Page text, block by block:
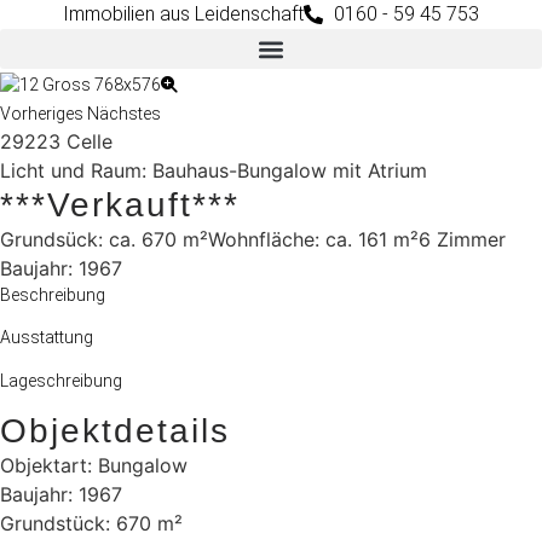
Immobilien aus Leidenschaft 0160 - 59 45 753
Vorheriges Nächstes
29223 Celle
Licht und Raum: Bauhaus-Bungalow mit Atrium
***verkauft***
Grundsück: ca. 670 m²Wohnfläche: ca. 161 m²6 Zimmer
Baujahr: 1967
Beschreibung
Ausstattung
Lageschreibung
Objektdetails
Objektart: Bungalow
Baujahr: 1967
Grundstück: 670 m²